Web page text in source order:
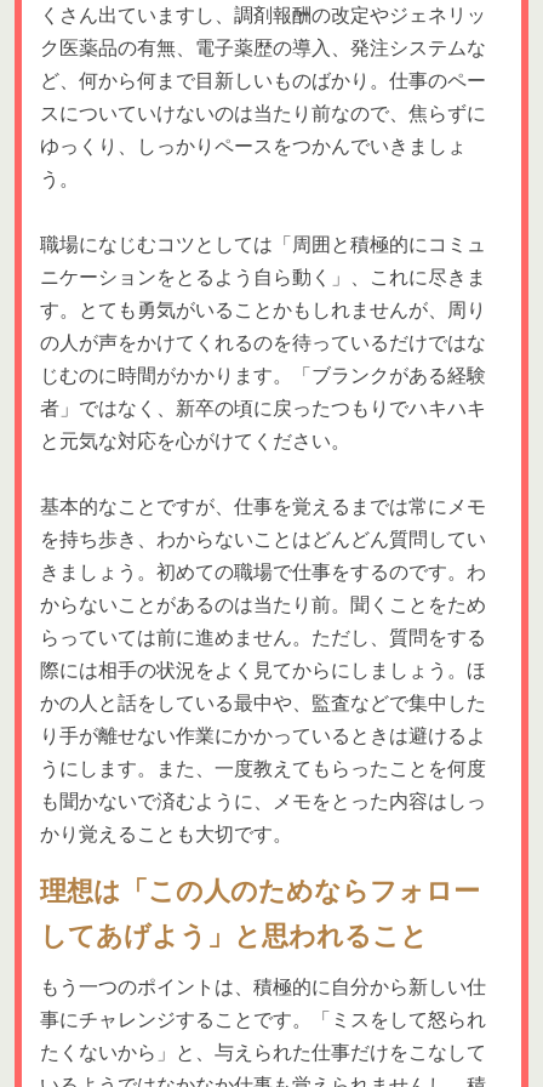
くさん出ていますし、調剤報酬の改定やジェネリッ
ク医薬品の有無、電子薬歴の導入、発注システムな
ど、何から何まで目新しいものばかり。仕事のペー
スについていけないのは当たり前なので、焦らずに
ゆっくり、しっかりペースをつかんでいきましょ
う。
職場になじむコツとしては「周囲と積極的にコミュ
ニケーションをとるよう自ら動く」、これに尽きま
す。とても勇気がいることかもしれませんが、周り
の人が声をかけてくれるのを待っているだけではな
じむのに時間がかかります。「ブランクがある経験
者」ではなく、新卒の頃に戻ったつもりでハキハキ
と元気な対応を心がけてください。
基本的なことですが、仕事を覚えるまでは常にメモ
を持ち歩き、わからないことはどんどん質問してい
きましょう。初めての職場で仕事をするのです。わ
からないことがあるのは当たり前。聞くことをため
らっていては前に進めません。ただし、質問をする
際には相手の状況をよく見てからにしましょう。ほ
かの人と話をしている最中や、監査などで集中した
り手が離せない作業にかかっているときは避けるよ
うにします。また、一度教えてもらったことを何度
も聞かないで済むように、メモをとった内容はしっ
かり覚えることも大切です。
理想は「この人のためならフォロー
してあげよう」と思われること
もう一つのポイントは、積極的に自分から新しい仕
事にチャレンジすることです。「ミスをして怒られ
たくないから」と、与えられた仕事だけをこなして